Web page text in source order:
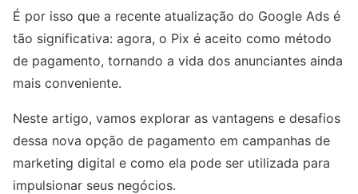
É por isso que a recente atualização do Google Ads é
tão significativa: agora, o Pix é aceito como método
de pagamento, tornando a vida dos anunciantes ainda
mais conveniente.
Neste artigo, vamos explorar as vantagens e desafios
dessa nova opção de pagamento em campanhas de
marketing digital e como ela pode ser utilizada para
impulsionar seus negócios.